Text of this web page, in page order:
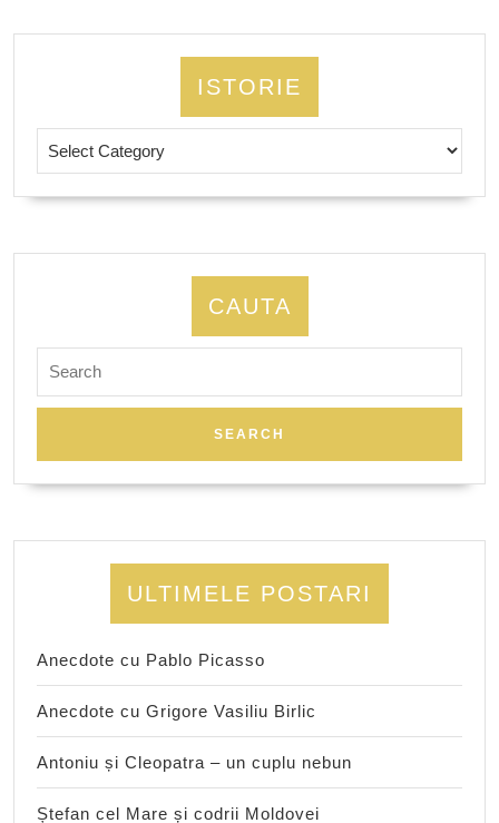
ISTORIE
CAUTA
for:
ULTIMELE POSTARI
Anecdote cu Pablo Picasso
Anecdote cu Grigore Vasiliu Birlic
Antoniu și Cleopatra – un cuplu nebun
Ștefan cel Mare și codrii Moldovei